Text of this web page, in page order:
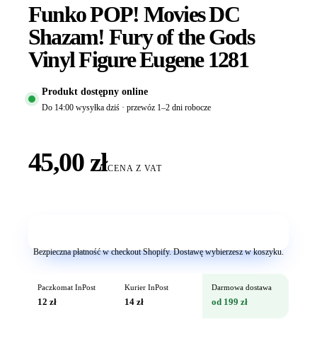
Funko POP! Movies DC
Shazam! Fury of the Gods
Vinyl Figure Eugene 1281
Produkt dostępny online
Do 14:00 wysyłka dziś · przewóz 1–2 dni robocze
45,00 złCENA Z VAT
Bezpieczna płatność w checkout Shopify. Dostawę wybierzesz w koszyku.
Paczkomat InPost
12 zł
Kurier InPost
14 zł
Darmowa dostawa
od 199 zł